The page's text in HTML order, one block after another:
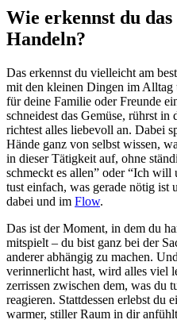
Wie erkennst du
Handeln?
Das erkennst du vielleicht am
mit den kleinen Dingen im Alltag
für deine Familie oder Freunde
schneidest das Gemüse, rührst in
richtest alles liebevoll an. Dabei
Hände ganz von selbst wissen,
in dieser Tätigkeit auf, ohne
schmeckt es allen” oder “Ich
tust einfach, was gerade nötig
dabei und im Flow.
Das ist der Moment, in dem du
mitspielt – du bist ganz bei der
anderer abhängig zu machen.
verinnerlicht hast, wird alles viel
zerrissen zwischen dem, was du
reagieren. Stattdessen erlebst du
warmer, stiller Raum in dir